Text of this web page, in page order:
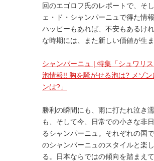
回のエゴロフ氏のレポートで、そ
ェ・ド・シャンパーニュで得た情報
ハッピーもあれば、不安もあるけ
な時期には、また新しい価値が生ま
シャンパーニュ | 特集「シュワリ
泡情報!! 胸を騒がせる泡は? メゾン
ンは?」
勝利の瞬間にも、雨に打たれ泣き
も、そして今、日常での小さな非
るシャンパーニュ。それぞれの国
のシャンパーニュのスタイルと楽
る。日本ならではの傾向を踏まえ